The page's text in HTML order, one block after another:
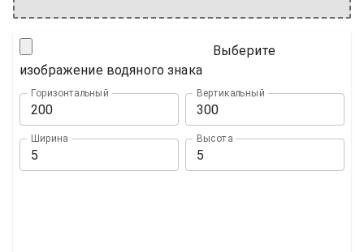
Выберите
изображение водяного знака
Горизонтальный Вертикальный
Ширина Высота